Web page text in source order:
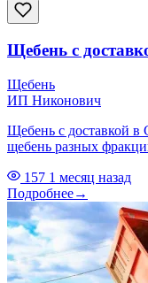
Щебень с
Щебень
ИП Никонович
Щебень с доставкой в
щебень разных
157 1 месяц назад
Подробнее→